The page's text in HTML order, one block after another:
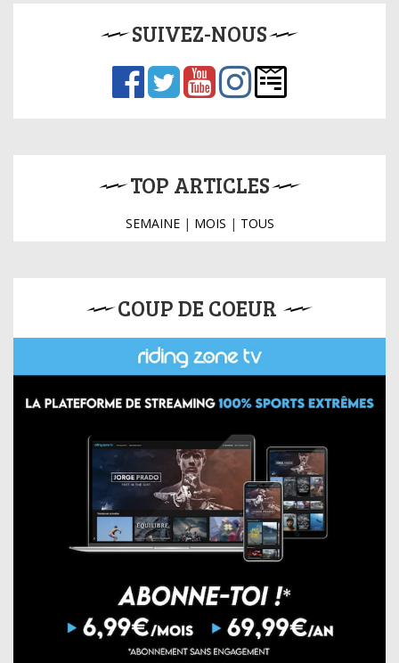
SUIVEZ-NOUS
TOP ARTICLES
SEMAINE| MOIS | TOUS
COUP DE COEUR